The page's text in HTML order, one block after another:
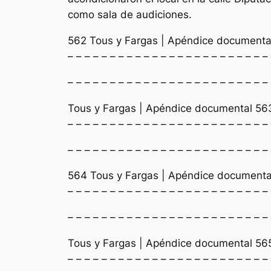
como sala de audiciones.
562 Tous y Fargas | Apéndice
– – – – – – – – – – – – – – – – – – – – – – –
– – – – – – – – – – – – – – – – – – – – – – –
Tous y Fargas | Apéndice documental
– – – – – – – – – – – – – – – – – – – – – – –
– – – – – – – – – – – – – – – – – – – – – – –
564 Tous y Fargas | Apéndice
– – – – – – – – – – – – – – – – – – – – – – –
– – – – – – – – – – – – – – – – – – – – – – –
Tous y Fargas | Apéndice documental
– – – – – – – – – – – – – – – – – – – – – – –